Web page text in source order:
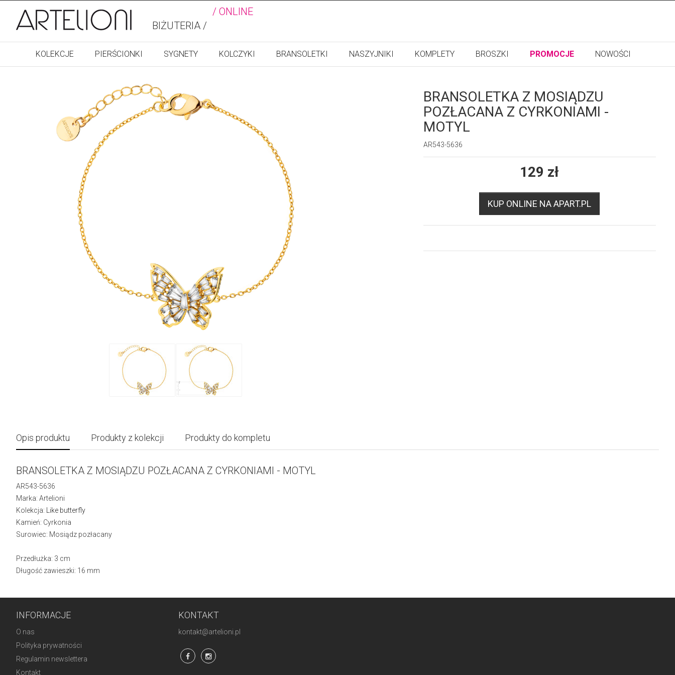
/ ONLINE
BIŻUTERIA /
KOLEKCJE PIERŚCIONKI SYGNETY KOLCZYKI BRANSOLETKI NASZYJNIKI KOMPLETY BROSZKI PROMOCJE NOWOŚCI
BRANSOLETKA Z MOSIĄDZU
POZŁACANA Z CYRKONIAMI -
MOTYL
AR543-5636
129 zł
KUP ONLINE NA APART.PL
Opis produktu Produkty z kolekcji Produkty do kompletu
BRANSOLETKA Z MOSIĄDZU POZŁACANA Z CYRKONIAMI - MOTYL
AR543-5636
Marka: Artelioni
Kolekcja:
Like butterfly
Kamień: Cyrkonia
Surowiec: Mosiądz pozłacany
Przedłużka: 3 cm
Długość zawieszki: 16 mm
INFORMACJE
O nas
Polityka prywatności
Regulamin newslettera
Kontakt
KONTAKT
kontakt@artelioni.pl